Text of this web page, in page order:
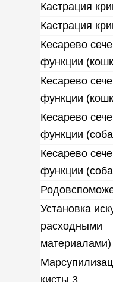
Кастрация
Кастрация
Кесарево
функции
Кесарево
функции
Кесарево
функции
Кесарево
функции
Установка
расходными
материалами)
кисты 3